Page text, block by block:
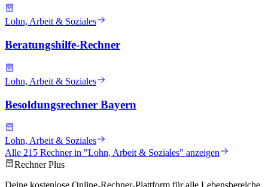
Lohn, Arbeit & Soziales
Beratungshilfe-Rechner
Lohn, Arbeit & Soziales
Besoldungsrechner Bayern
Lohn, Arbeit & Soziales
Alle 215 Rechner in "Lohn, Arbeit & Soziales" anzeigen
Rechner Plus